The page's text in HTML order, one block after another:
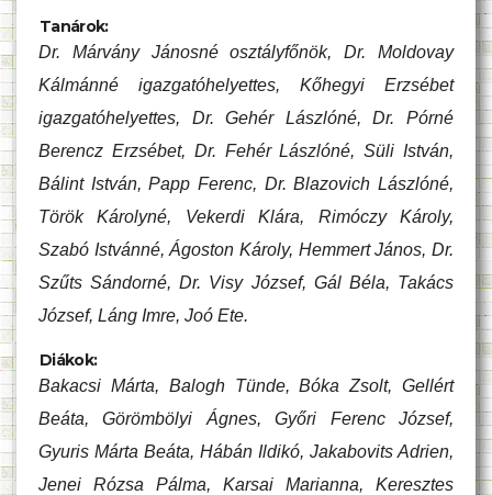
Tanárok:
Dr. Márvány Jánosné osztályfőnök, Dr. Moldovay
Kálmánné igazgatóhelyettes, Kőhegyi Erzsébet
igazgatóhelyettes, Dr. Gehér Lászlóné, Dr. Pórné
Berencz Erzsébet, Dr. Fehér Lászlóné, Süli István,
Bálint István, Papp Ferenc, Dr. Blazovich Lászlóné,
Török Károlyné, Vekerdi Klára, Rimóczy Károly,
Szabó Istvánné, Ágoston Károly, Hemmert János, Dr.
Szűts Sándorné, Dr. Visy József, Gál Béla, Takács
József, Láng Imre, Joó Ete.
Diákok:
Bakacsi Márta, Balogh Tünde, Bóka Zsolt, Gellért
Beáta, Görömbölyi Ágnes, Győri Ferenc József,
Gyuris Márta Beáta, Hábán Ildikó, Jakabovits Adrien,
Jenei Rózsa Pálma, Karsai Marianna, Keresztes